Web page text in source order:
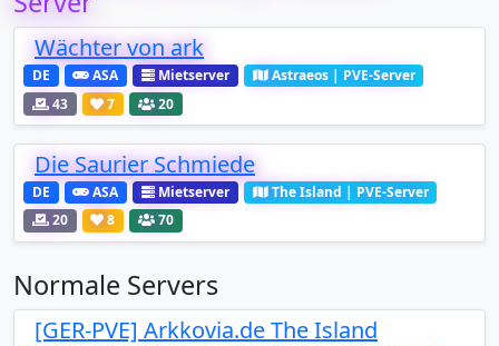
Wächter von ark
DE ASA Mietserver
Astraeos | PVE-Server
43
7 20
Die Saurier Schmiede
DE ASA Mietserver
The Island | PVE-Server
20
8 70
Normale Servers
[GER-PVE] Arkkovia.de The Island